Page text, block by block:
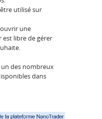
utilisé sur
une
libre de gérer
un des nombreux
dans